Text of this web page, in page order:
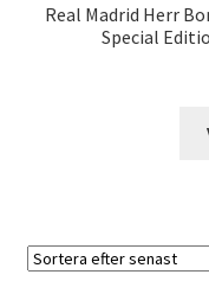
Real Madrid Herr
Special